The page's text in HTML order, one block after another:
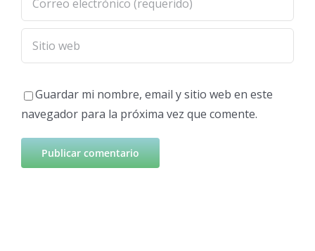
Guardar mi nombre, email y sitio web en este
navegador para la próxima vez que comente.